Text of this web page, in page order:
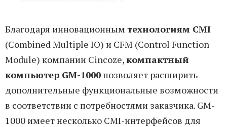
Благодаря инновационным технологиям CMI
(Combined Multiple IO) и CFM (Control Function
Module) компании Cincoze,компактный
компьютер GM-1000 позволяет расширить
дополнительные функциональные возможности
в соответствии с потребностями заказчика. GM-
1000 имеет несколько CMI-интерфейсов для